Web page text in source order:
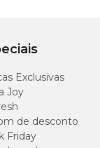
Exclusivas
Joy
de desconto
Friday